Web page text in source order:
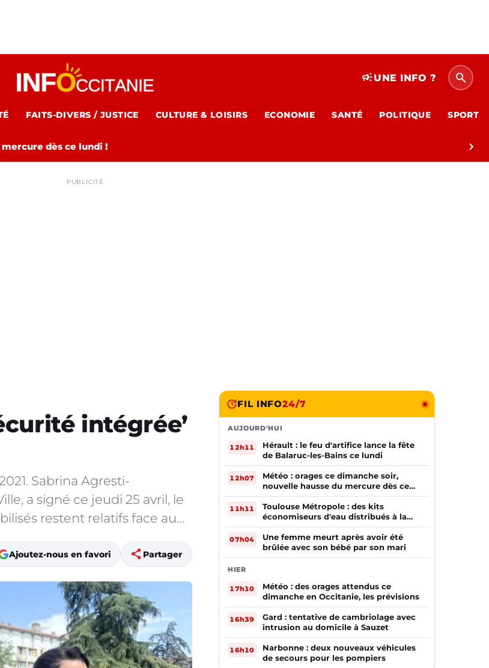
campaignUNE INFO ? search
FAITS-DIVERS / JUSTICE CULTURE & LOISIRS ECONOMIE SANTÉ POLITIQUE SPORT
dès ce lundi ! chevron_right
PUBLICITÉ
intégrée’
Sabrina Agresti-
a signé ce jeudi 25 avril, le
restent relatifs face au…
Ajoutez-nous en favori share Partager
FIL INFO24/7
AUJOURD'HUI
12h11
Hérault : le feu d'artifice lance la fête
de Balaruc-les-Bains ce lundi
12h07
Météo : orages ce dimanche soir,
nouvelle hausse du mercure dès ce
lundi !
11h11
Toulouse Métropole : des kits
économiseurs d'eau distribués à la
population
07h04
Une femme meurt après avoir été
brûlée avec son bébé par son mari
HIER
17h10
Météo : des orages attendus ce
dimanche en Occitanie, les prévisions
16h39
Gard : tentative de cambriolage avec
intrusion au domicile à Sauzet
16h10
Narbonne : deux nouveaux véhicules
de secours pour les pompiers